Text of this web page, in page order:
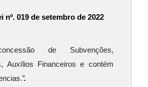
nº. 019 de setembro de 2022
de Subvenções,
Auxílios Financeiros e contém
.